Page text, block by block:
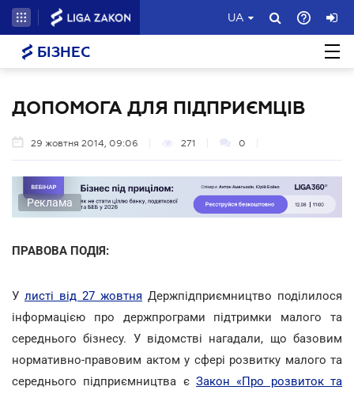
UA
БІЗНЕС
ДОПОМОГА ДЛЯ ПІДПРИЄМЦІВ
29 жовтня 2014, 09:06 271 0
Реклама
ПРАВОВА ПОДІЯ:
У листі від 27 жовтня Держпідприємництво поділилося
інформацією про держпрограми підтримки малого та
середнього бізнесу. У відомстві нагадали, що базовим
нормативно-правовим актом у сфері розвитку малого та
середнього підприємництва є Закон «Про розвиток та